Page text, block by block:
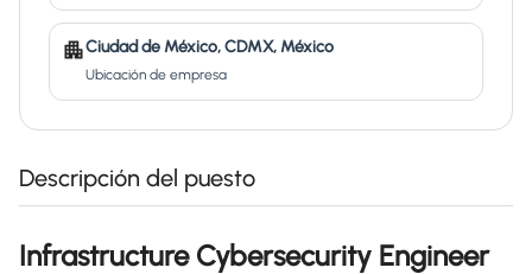
Ciudad de México, CDMX, México
Ubicación de empresa
Descripción del puesto
Infrastructure Cybersecurity Engineer